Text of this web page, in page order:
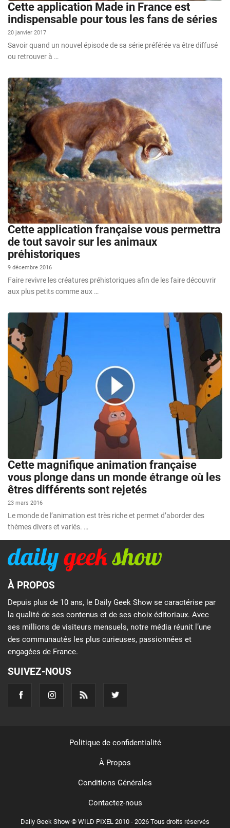
Cette application Made in France est
indispensable pour tous les fans de séries
20 janvier 2017
Savoir quand un nouvel épisode de sa série préférée va être diffusé
ou retrouver à …
Cette application française vous permettra
de tout savoir sur les animaux
préhistoriques
9 décembre 2016
Faire revivre les créatures préhistoriques afin de les faire découvrir
aux plus petits comme aux …
Cette magnifique animation française
vous plonge dans un monde étrange où les
êtres différents sont rejetés
23 mars 2016
Le monde de l’animation est très riche et permet d’aborder des
thèmes divers et variés. …
À PROPOS
Depuis plus de 10 ans, le Daily Geek Show se caractérise par
la qualité de ses contenus et de ses choix éditoriaux. Avec
ses millions de visiteurs mensuels, notre média réunit l’une
des communautés les plus curieuses, passionnées et
engagées de France.
SUIVEZ-NOUS
Daily Geek Show © WILD PIXEL 2010 - 2026 Tous droits réservés
Politique de confidentialité
À Propos
Conditions Générales
Contactez-nous